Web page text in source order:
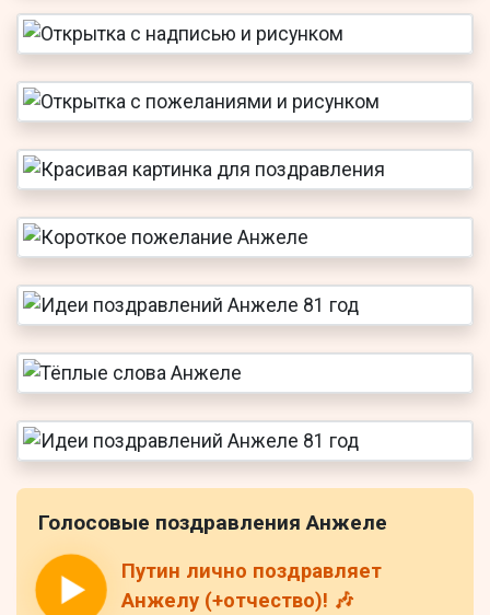
Голосовые поздравления Анжеле
Путин лично поздравляет
Анжелу (+отчество)! 🎶